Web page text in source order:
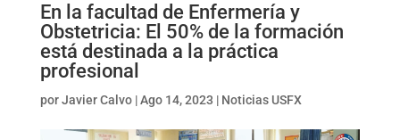
En la facultad de Enfermería y
Obstetricia: El 50% de la formación
está destinada a la práctica
profesional
porJavier Calvo|Ago 14, 2023 | Noticias USFX